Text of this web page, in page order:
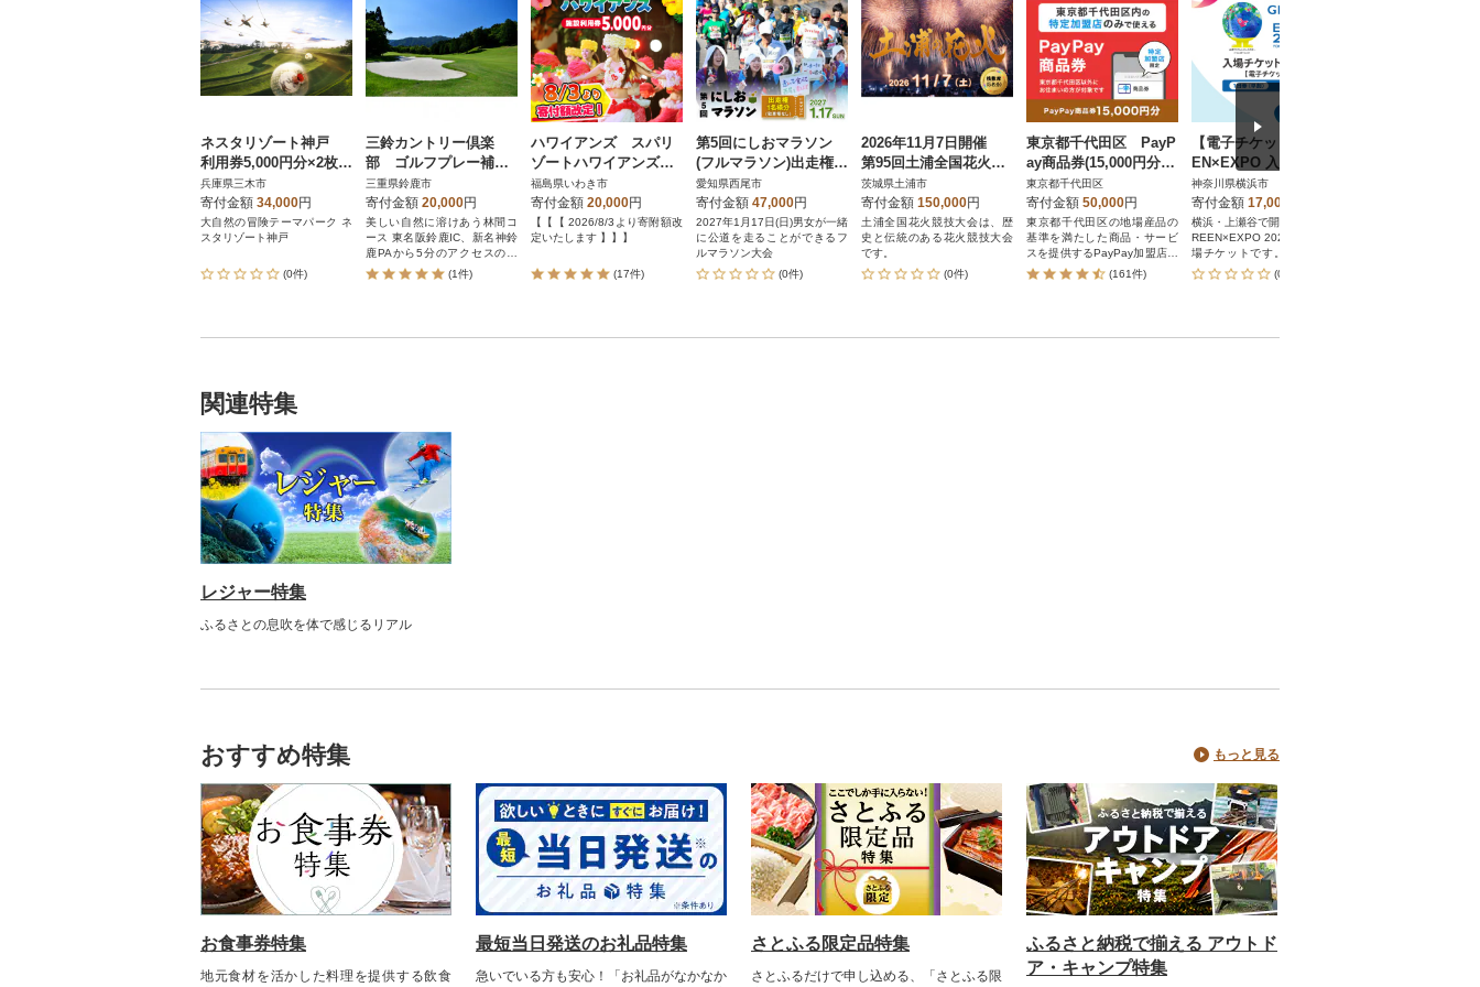
ネスタリゾート神戸
利用券5,000円分×2枚セ
ット
兵庫県三木市
寄付金額 34,000円
大自然の冒険テーマパーク ネ
スタリゾート神戸
(0件)
三鈴カントリー倶楽
部 ゴルフプレー補助
券 2枚
三重県鈴鹿市
寄付金額 20,000円
美しい自然に溶けあう林間コ
ース 東名阪鈴鹿IC、新名神鈴
鹿PAから5分のアクセスの良
さ
(1件)
ハワイアンズ スパリ
ゾートハワイアンズ
施設利用券5,000円分|
入場券購入代ホテル宿
泊代へ充当可能
福島県いわき市
寄付金額 20,000円
【【【 2026/8/3より寄附額改
定いたします 】】】
(17件)
第5回にしおマラソン
(フルマラソン)出走権1
名分(駐車券なし)・nm
arathon5
愛知県西尾市
寄付金額 47,000円
2027年1月17日(日)男女が一緒
に公道を走ることができるフ
ルマラソン大会
(0件)
2026年11月7日開催
第95回土浦全国花火競
技大会 有料観覧席(桟敷
席) 1マス【5名様迄】
茨城県土浦市
寄付金額 150,000円
土浦全国花火競技大会は、歴
史と伝統のある花火競技大会
です。
(0件)
東京都千代田区 PayP
ay商品券(15,000円分)
※地域内の一部の加盟
店のみで利用可
東京都千代田区
寄付金額 50,000円
東京都千代田区の地場産品の
基準を満たした商品・サービ
スを提供するPayPay加盟店で
のお支払いにご利用いただけ
(161件)
【電子チケット】GRE
EN×EXPO 入場チケッ
ト 【早割価格】1日券
(大人) SPC0001-1
神奈川県横浜市
寄付金額 17,000
横浜・上瀬谷で開催される「G
REEN×EXPO 2027」の1日入
場チケットです。本チケット
は、会期中いつでも1回ご入場
(0件)
関連特集
レジャー特集
ふるさとの息吹を体で感じるリアル
おすすめ特集 もっと見る
お食事券特集
地元食材を活かした料理を提供する飲食
最短当日発送のお礼品特集
急いでいる方も安心！「お礼品がなかなか
さとふる限定品特集
さとふるだけで申し込める、「さとふる限
ふるさと納税で揃える アウトド
ア・キャンプ特集